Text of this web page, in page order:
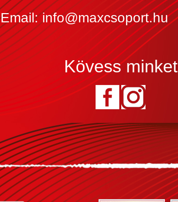
Email: info@maxcsoport.hu
Kövess minket